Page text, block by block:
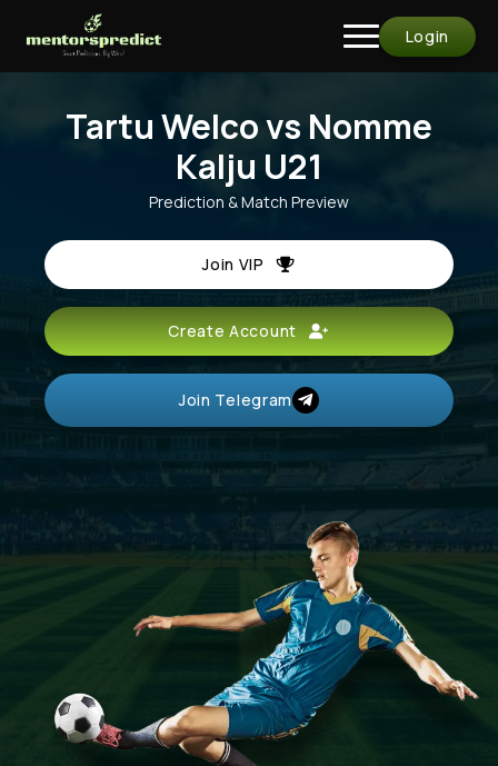
Login
Tartu Welco vs Nomme
Kalju U21
Prediction & Match Preview
Join VIP
Create Account
Join Telegram